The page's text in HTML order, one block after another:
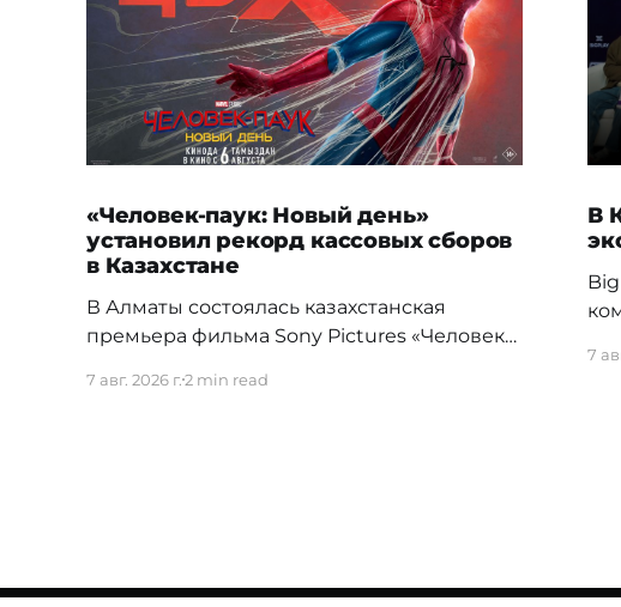
«Человек-паук: Новый день»
установил рекорд кассовых сборов
в Казахстане
В Алматы состоялась казахстанская
премьера фильма Sony Pictures «Человек-
день картина установила новый
7 авг. 2026 г.2 min read
В
7